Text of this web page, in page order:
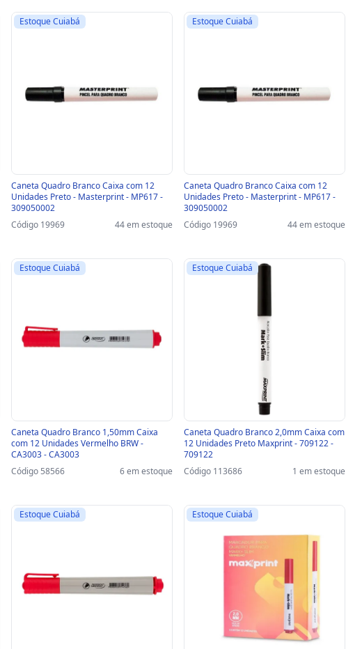
Estoque Cuiabá
Caneta Quadro Branco Caixa com 12
Unidades Preto - Masterprint - MP617 -
309050002
Código 19969
44 em estoque
Estoque Cuiabá
Caneta Quadro Branco Caixa com 12
Unidades Preto - Masterprint - MP617 -
309050002
Código 19969
44 em estoque
Estoque Cuiabá
Caneta Quadro Branco 1,50mm Caixa
com 12 Unidades Vermelho BRW -
CA3003 - CA3003
Código 58566
6 em estoque
Estoque Cuiabá
Caneta Quadro Branco 2,0mm Caixa com
12 Unidades Preto Maxprint - 709122 -
709122
Código 113686
1 em estoque
Estoque Cuiabá Estoque Cuiabá